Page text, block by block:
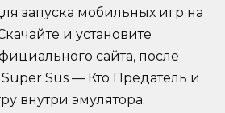
запуска мобильных игр на
и установите
сайта, после
Sus — Кто Предатель и
внутри эмулятора.